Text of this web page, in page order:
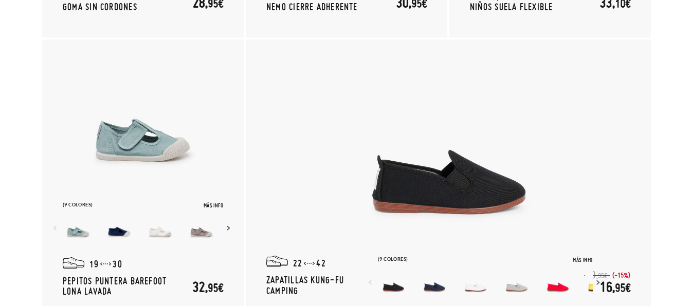
GOMA SIN CORDONES
95€
NEMO CIERRE ADHERENTE
95€
NIÑOS SUELA FLEXIBLE
10€
(9 COLORES) MÁS INFO
19
30
PEPITOS PUNTERA BAREFOOT
LONA LAVADA
32,95€
(9 COLORES) MÁS INFO
22
42
ZAPATILLAS KUNG-FU
CAMPING
19,95€ (-15%)
16,95€